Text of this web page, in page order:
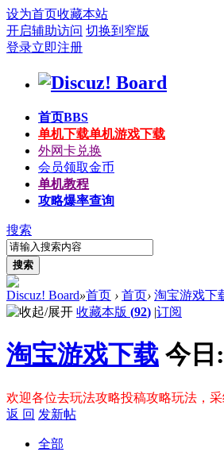
设为首页收藏本站
开启辅助访问 切换到窄版
登录立即注册
首页BBS
单机下载单机游戏下载
外网卡兑换
会员领取金币
单机教程
攻略爆率查询
搜索
搜索
Discuz! Board»首页 › 首页› 淘宝游戏下
收藏本版 (92) |订阅
淘宝游戏下载 今日:
欢迎各位去玩法攻略投稿攻略玩法，采
返 回 发新帖
全部